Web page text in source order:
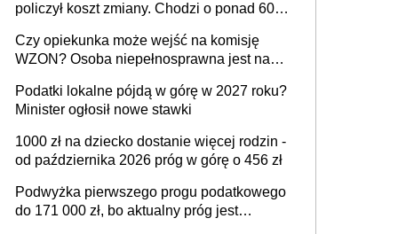
policzył koszt zmiany. Chodzi o ponad 60
Czy opiekunka może wejść na komisję
WZON? Osoba niepełnosprawna jest na
Podatki lokalne pójdą w górę w 2027 roku?
Minister ogłosił nowe stawki
1000 zł na dziecko dostanie więcej rodzin -
od października 2026 próg w górę o 456 zł
Podwyżka pierwszego progu podatkowego
do 171 000 zł, bo aktualny próg jest